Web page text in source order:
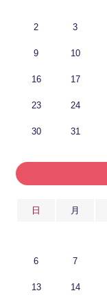
2 3
9 10
16 17
23 24
30 31
日 月
6 7
13 14